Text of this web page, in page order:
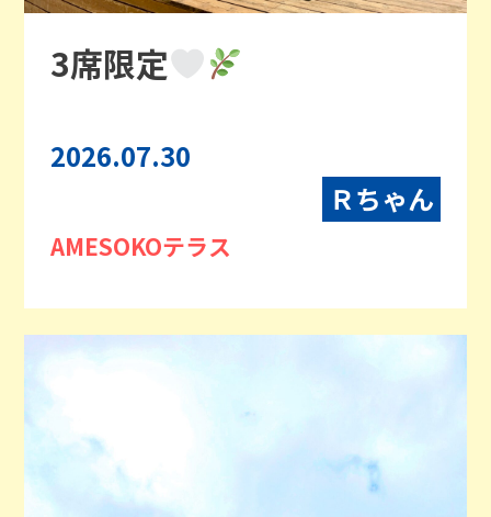
3席限定
2026.07.30
Ｒちゃん
AMESOKOテラス